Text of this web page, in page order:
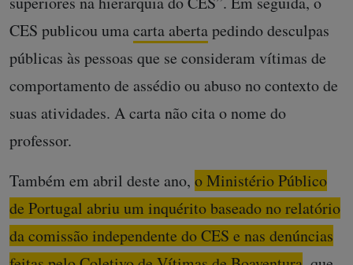
CES publicou umacarta abertapedindo desculpas
públicas às pessoas que se consideram vítimas de
comportamento de assédio ou abuso no contexto de
suas atividades. A carta não cita o nome do
professor.
Também em abril deste ano, o Ministério Público
de Portugal abriu um inquérito baseado no relatório
da comissão independente do CES e nas denúncias